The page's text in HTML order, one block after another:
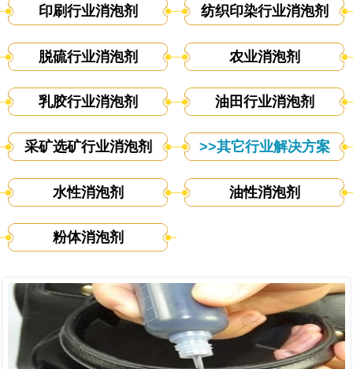
印刷行业消泡剂 纺织印染行业消泡剂
脱硫行业消泡剂 农业消泡剂
乳胶行业消泡剂 油田行业消泡剂
采矿选矿行业消泡剂 >>其它行业解决方案
水性消泡剂 油性消泡剂
粉体消泡剂